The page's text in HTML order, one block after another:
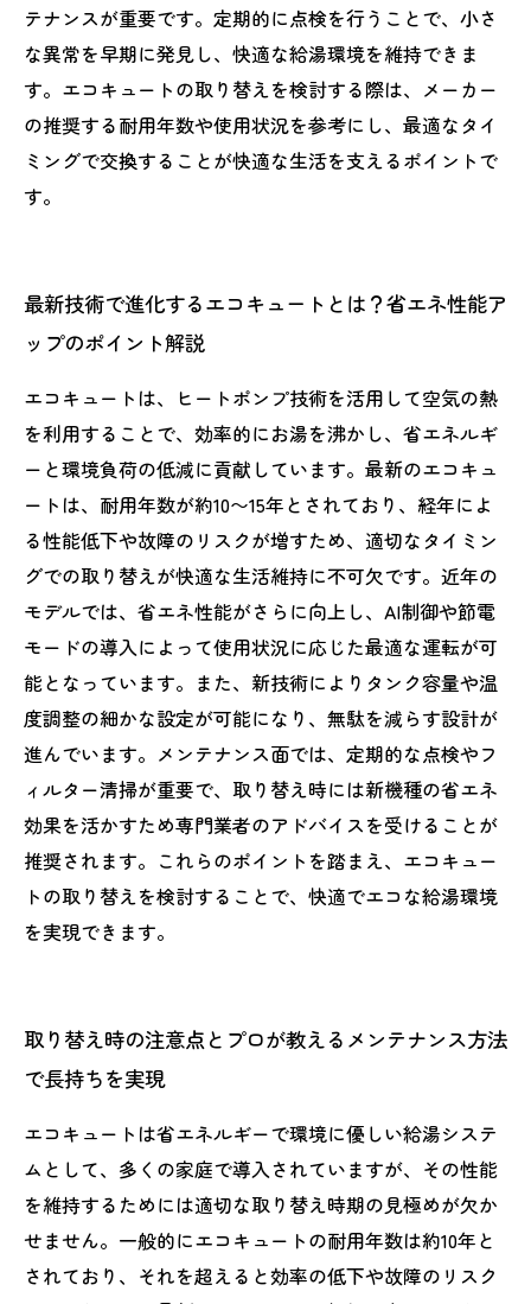
テナンスが重要です。定期的に点検を行うことで、小さ
な異常を早期に発見し、快適な給湯環境を維持できま
す。エコキュートの取り替えを検討する際は、メーカー
の推奨する耐用年数や使用状況を参考にし、最適なタイ
ミングで交換することが快適な生活を支えるポイントで
す。
最新技術で進化するエコキュートとは？省エネ性能ア
ップのポイント解説
エコキュートは、ヒートポンプ技術を活用して空気の熱
を利用することで、効率的にお湯を沸かし、省エネルギ
ーと環境負荷の低減に貢献しています。最新のエコキュ
ートは、耐用年数が約10〜15年とされており、経年によ
る性能低下や故障のリスクが増すため、適切なタイミン
グでの取り替えが快適な生活維持に不可欠です。近年の
モデルでは、省エネ性能がさらに向上し、AI制御や節電
モードの導入によって使用状況に応じた最適な運転が可
能となっています。また、新技術によりタンク容量や温
度調整の細かな設定が可能になり、無駄を減らす設計が
進んでいます。メンテナンス面では、定期的な点検やフ
ィルター清掃が重要で、取り替え時には新機種の省エネ
効果を活かすため専門業者のアドバイスを受けることが
推奨されます。これらのポイントを踏まえ、エコキュー
トの取り替えを検討することで、快適でエコな給湯環境
を実現できます。
取り替え時の注意点とプロが教えるメンテナンス方法
で長持ちを実現
エコキュートは省エネルギーで環境に優しい給湯システ
ムとして、多くの家庭で導入されていますが、その性能
を維持するためには適切な取り替え時期の見極めが欠か
せません。一般的にエコキュートの耐用年数は約10年と
されており、それを超えると効率の低下や故障のリスク